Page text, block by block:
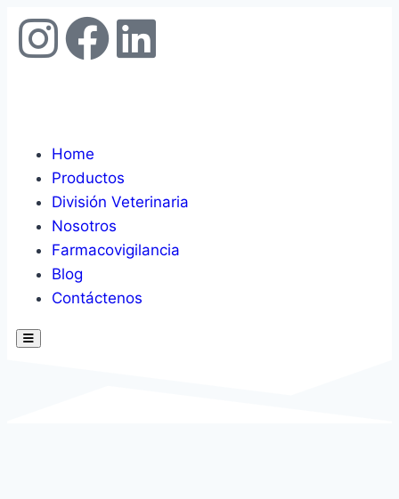
Home
Productos
División Veterinaria
Nosotros
Farmacovigilancia
Blog
Contáctenos
Hamburger Toggle Menu